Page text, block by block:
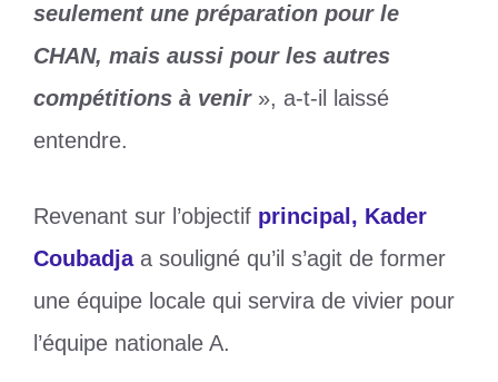
seulement une préparation pour le
CHAN, mais aussi pour les autres
compétitions à venir», a-t-il laissé
entendre.
Revenant sur l’objectif principal, Kader
Coubadja a souligné qu’il s’agit de former
une équipe locale qui servira de vivier pour
l’équipe nationale A.